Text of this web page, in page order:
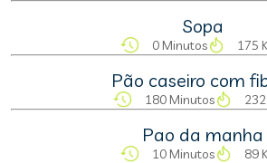
Sopa
0 Minutos 175
Pão caseiro com
180 Minutos
Pao da manha
10 Minutos 89